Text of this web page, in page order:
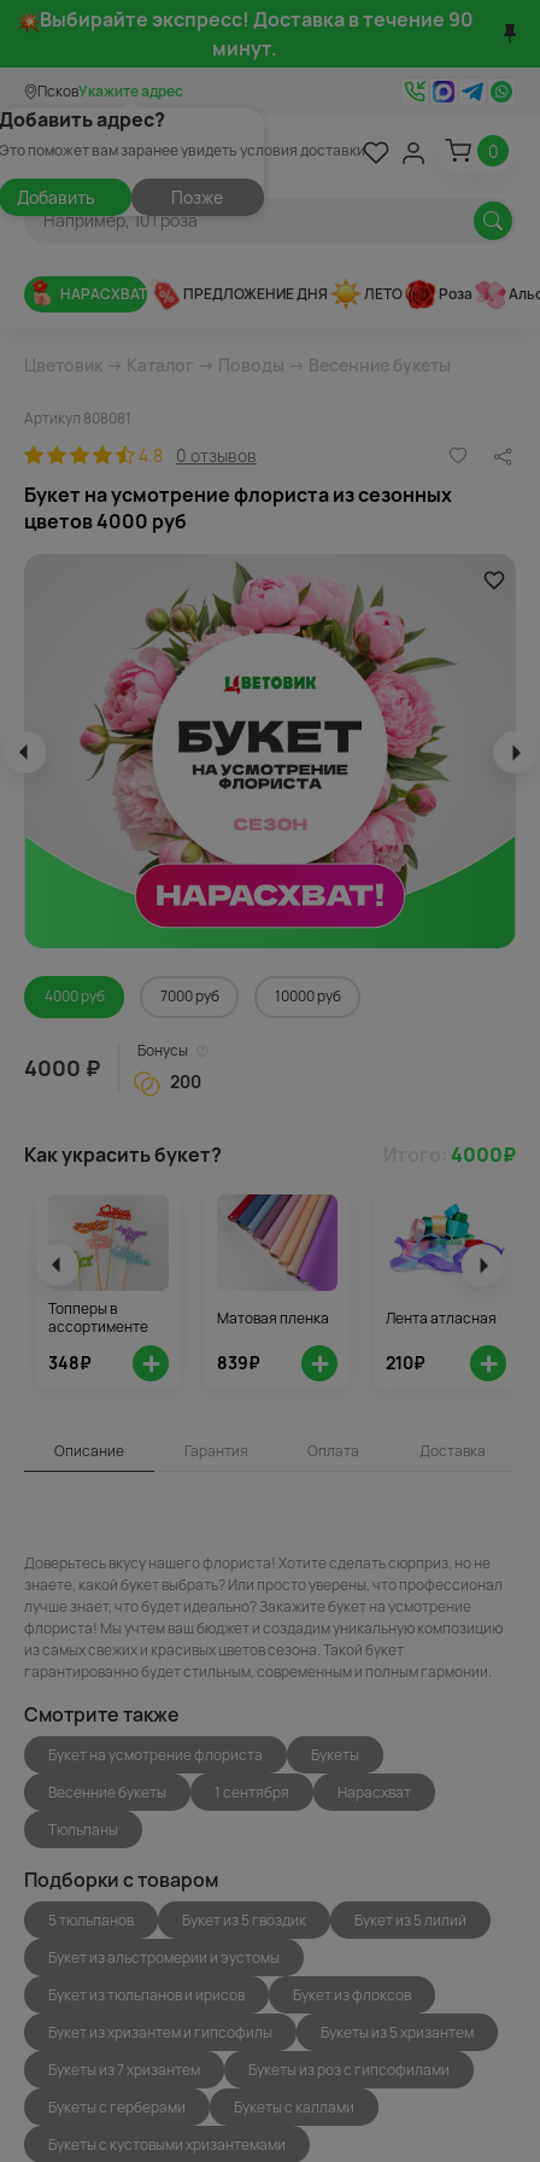
Выбирайте экспресс! Доставка в течение 90
минут.
ПсковУкажите адрес
адрес?
поможет вам заранее увидеть условия доставки
Добавить Позже
0
НАРАСХВАТ ПРЕДЛОЖЕНИЕ ДНЯ ЛЕТО Роза
Цветовик → Каталог → Поводы → Весенние букеты
Артикул 808081
4.8 0 отзывов
Букет на усмотрение флориста из сезонных
цветов 4000 руб
4000 руб 7000 руб 10000 руб
4000 ₽
Бонусы
200
Как украсить букет? 4000₽
Топперы в
ассортименте
348₽ +
Матовая пленка
839₽ +
Лента атласная
210₽ +
Описание Гарантия Оплата Доставка
Доверьтесь вкусу нашего флориста! Хотите сделать сюрприз, но не
знаете, какой букет выбрать? Или просто уверены, что профессионал
лучше знает, что будет идеально? Закажите букет на усмотрение
флориста! Мы учтем ваш бюджет и создадим уникальную композицию
из самых свежих и красивых цветов сезона. Такой букет
гарантированно будет стильным, современным и полным гармонии.
Смотрите также
Букет на усмотрение флориста
Букеты
Весенние букеты
1 сентября
Нарасхват
Тюльпаны
Подборки с товаром
5 тюльпанов Букет из 5 гвоздик
Букет из 5 лилий
Букет из альстромерии и эустомы
Букет из тюльпанов и ирисов
Букет из флоксов
Букет из хризантем и гипсофилы
Букеты из 5 хризантем
Букеты из 7 хризантем
Букеты из роз с гипсофилами
Букеты с герберами
Букеты с каллами
Букеты с кустовыми хризантемами